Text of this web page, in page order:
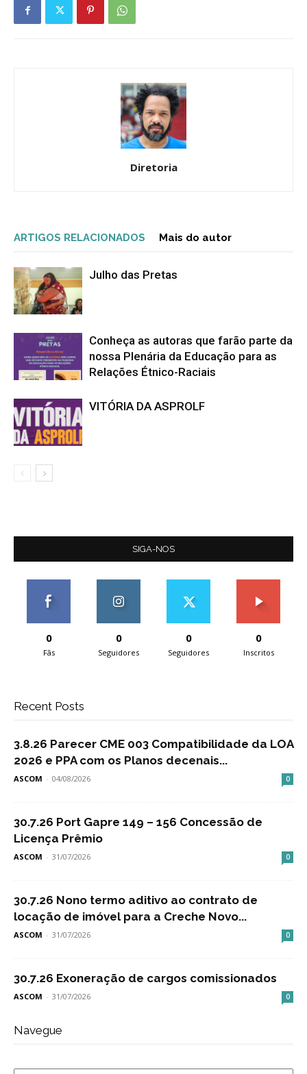
Diretoria
ARTIGOS RELACIONADOS Mais do autor
Julho das Pretas
Conheça as autoras que farão parte da
nossa Plenária da Educação para as
Relações Étnico-Raciais
VITÓRIA DA ASPROLF
SIGA-NOS
0
Fãs
0
Seguidores
0
Seguidores
0
Inscritos
Recent Posts
3.8.26 Parecer CME 003 Compatibilidade da LOA
2026 e PPA com os Planos decenais...
ASCOM - 04/08/2026 0
30.7.26 Port Gapre 149 – 156 Concessão de
Licença Prêmio
ASCOM - 31/07/2026 0
30.7.26 Nono termo aditivo ao contrato de
locação de imóvel para a Creche Novo...
ASCOM - 31/07/2026 0
30.7.26 Exoneração de cargos comissionados
ASCOM - 31/07/2026 0
Navegue
Navegue